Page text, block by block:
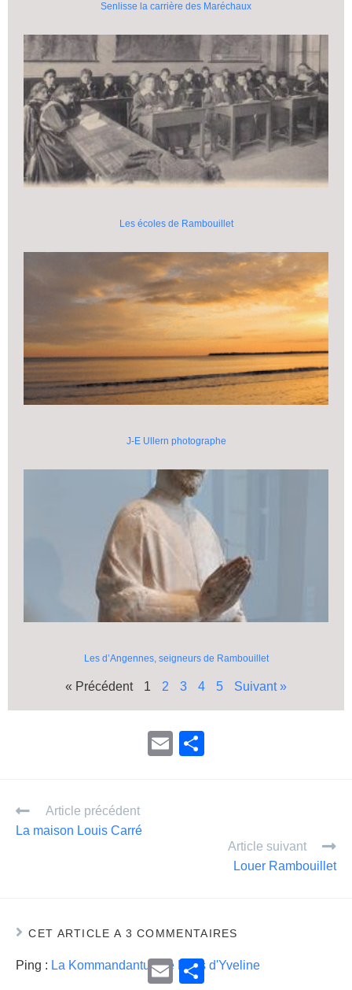
Senlisse la carrière des Maréchaux
Les écoles de Rambouillet
J-E Ullern photographe
Les d’Angennes, seigneurs de Rambouillet
« Précédent 1 2 3 4 5 Suivant »
E
er
Article précédent
La maison Louis Carré
Article suivant
Louer Rambouillet
CET ARTICLE A 3 COMMENTAIRES
Ping : La Kommandantur - le Pays d'Yveline
E
P